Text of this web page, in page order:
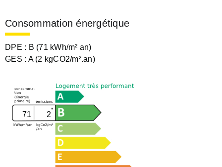
Consommation énergétique
DPE : B (71 kWh/m² an)
GES : A (2 kgCO2/m².an)
71 2